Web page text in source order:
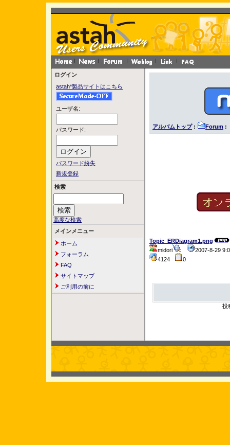
ログイン
astah*製品サイトはこちら
ユーザ名:
パスワード:
パスワード紛失
新規登録
検索
高度な検索
メインメニュー
ホーム
フォーラム
FAQ
サイトマップ
ご利用の前に
アルバムトップ: Forum :
Topic_ERDiagram1.png
midori
2007-8-29
4124
0
投